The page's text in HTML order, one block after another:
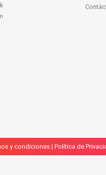
y condiciones | Política de